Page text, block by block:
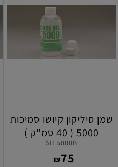
שמן סיליקון קיושו סמיכות
5000 ( 40 סמ"ק )
SIL5000B
₪75